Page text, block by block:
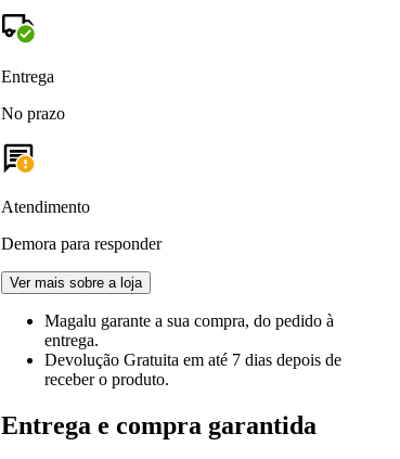
Entrega
No prazo
Atendimento
Demora para responder
Ver mais sobre a loja
Magalu garante a sua compra, do pedido à
entrega.
Devolução Gratuita em até 7 dias depois de
receber o produto.
Entrega e compra garantida